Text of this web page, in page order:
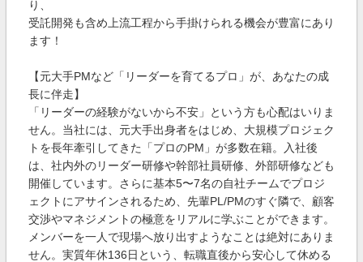
り、
受託開発も含め上流工程から手掛けられる機会が豊富にあり
ます！
【元大手PMなど「リーダーを育てるプロ」が、あなたの成
長に伴走】
「リーダーの経験がないから不安」という方も心配はいりま
せん。当社には、元大手出身者をはじめ、大規模プロジェク
トを長年牽引してきた「プロのPM」が多数在籍。入社後
は、社内外のリーダー研修や幹部社員研修、外部研修なども
開催しています。さらに基本5〜7名の自社チームでプロジ
ェクトにアサインされるため、先輩PL/PMのすぐ隣で、顧客
交渉やマネジメントの極意をリアルに学ぶことができます。
メンバーを一人で現場へ放り出すようなことは絶対にありま
せん。実質年休136日という、転職直後から安心して休める